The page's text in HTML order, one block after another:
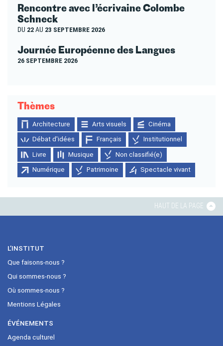
Rencontre avec l’écrivaine Colombe
Schneck
DU 22AU 23 SEPTEMBRE 2026
Journée Européenne des Langues
26 SEPTEMBRE 2026
Thèmes
Architecture Arts visuels Cinéma
Débat d'idées Français Institutionnel
Livre Musique Non classifié(e)
Numérique Patrimoine Spectacle vivant
HAUT DE LA PAGE
L’INSTITUT
Que faisons-nous ?
Qui sommes-nous ?
Où sommes-nous ?
Mentions Légales
ÉVÉNEMENTS
Agenda culturel